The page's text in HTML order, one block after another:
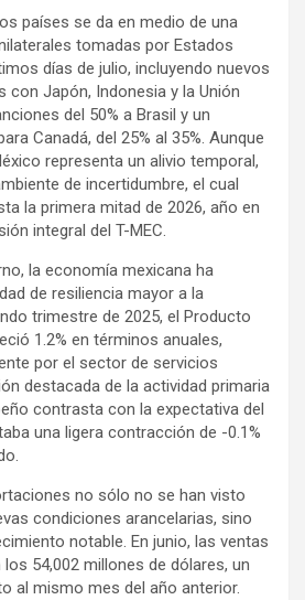
países se da en medio de una
tomadas por Estados
días de julio, incluyendo nuevos
con Japón, Indonesia y la Unión
del 50% a Brasil y un
Canadá, del 25% al 35%. Aunque
representa un alivio temporal,
de incertidumbre, el cual
la primera mitad de 2026, año en
integral del T-MEC.
la economía mexicana ha
de resiliencia mayor a la
trimestre de 2025, el Producto
1.2% en términos anuales,
por el sector de servicios
destacada de la actividad primaria
contrasta con la expectativa del
una ligera contracción de -0.1%
no sólo no se han visto
condiciones arancelarias, sino
notable. En junio, las ventas
54,002 millones de dólares, un
al mismo mes del año anterior.